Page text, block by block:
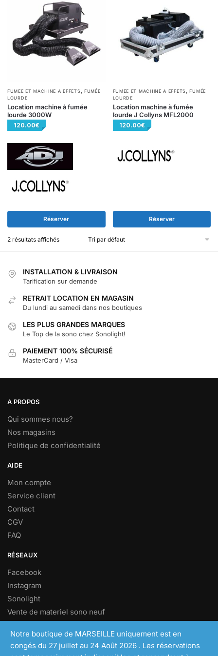
Notre boutique de MARSEILLE uniquement est en
congés du 27 juillet au 24 Août 2026 . Les réservations
FUMEE ET MACHINE A EFFETS
FUMÉE
LOURDE
Location machine à fumée
lourde 3000W
120.00€
Réserver
FUMEE ET MACHINE A EFFETS ,FUMÉE
LOURDE
Location machine à fumée
lourde J Collyns MFL2000
120.00€
Réserver
2 résultats affichés
INSTALLATION & LIVRAISON
Tarification sur demande
RETRAIT LOCATION EN MAGASIN
Du lundi au samedi dans nos boutiques
LES PLUS GRANDES MARQUES
Le Top de la sono chez Sonolight!
PAIEMENT 100% SÉCURISÉ
MasterCard / Visa
A PROPOS
Qui sommes nous?
Nos magasins
Politique de confidentialité
AIDE
Mon compte
Service client
Contact
CGV
FAQ
RÉSEAUX
Facebook
Instagram
Sonolight
Vente de materiel sono neuf
NEWSLETTER